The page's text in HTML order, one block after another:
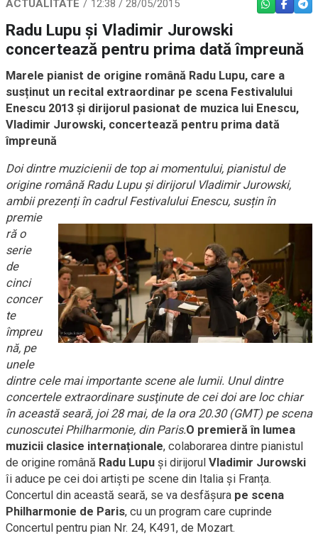
ACTUALITATE 12:38 / 28/05/2015 WHATSAPP
Radu Lupu și Vladimir Jurowski
concertează pentru prima dată împreună
Marele pianist de origine română Radu Lupu, care a
susținut un recital extraordinar pe scena Festivalului
Enescu 2013 și dirijorul pasionat de muzica lui Enescu,
Vladimir Jurowski, concertează pentru prima dată
împreună
Doi dintre muzicienii de top ai momentului, pianistul de
origine română Radu Lupu și dirijorul Vladimir Jurowski,
ambii prezenți în cadrul Festivalului Enescu, susțin în
premie
ră o
serie
de
cinci
concer
te
împreu
nă, pe
unele
dintre cele mai importante scene ale lumii. Unul dintre
concertele extraordinare susţinute de cei doi are loc chiar
în această seară, joi 28 mai, de la ora 20.30 (GMT) pe scena
cunoscutei Philharmonie, din Paris.O premieră în lumea
muzicii clasice internaționale, colaborarea dintre pianistul
de origine română Radu Lupu și dirijorul Vladimir Jurowski
îi aduce pe cei doi artiști pe scene din Italia și Franța.
Concertul din această seară, se va desfăşura pe scena
Philharmonie de Paris, cu un program care cuprinde
Concertul pentru pian Nr. 24, K491, de Mozart.